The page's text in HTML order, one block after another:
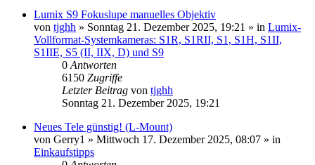
Lumix S9 Fokuslupe manuelles Objektiv
von tjghh » Sonntag 21. Dezember 2025, 19:21 » in Lumix-
Vollformat-Systemkameras: S1R, S1RII, S1, S1H, S1II,
S1IIE, S5 (II, IIX, D) und S9
0 Antworten
6150 Zugriffe
Letzter Beitrag von tjghh
Sonntag 21. Dezember 2025, 19:21
Neues Tele günstig! (L-Mount)
von Gerry1 » Mittwoch 17. Dezember 2025, 08:07 » in
Einkaufstipps